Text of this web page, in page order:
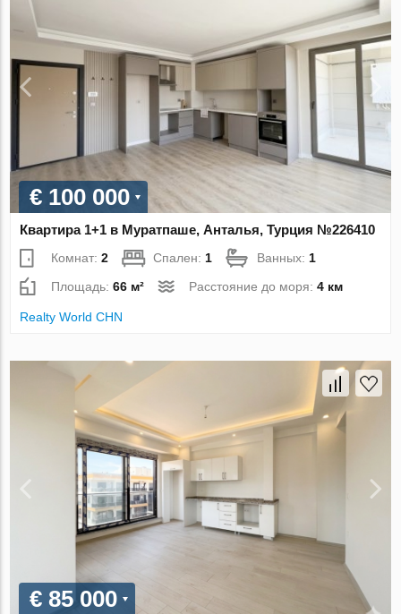
€ 100 000
Квартира 1+1 в Муратпаше, Анталья, Турция №226410
Комнат:2 Спален: 1 Ванных: 1
Площадь:66 м² Расстояние до моря:4 км
Realty World CHN
€ 85 000